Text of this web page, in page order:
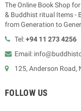
The Online Book Shop
& Buddhist ritual Items -
from Generation to
Tel:+94 11 273 4256
Email:
125, Anderson Road,
FOLLOW US